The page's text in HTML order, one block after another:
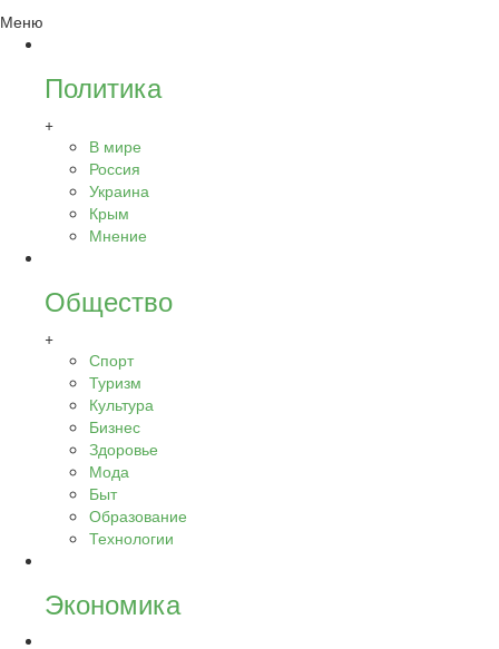
Меню
Политика
+
В мире
Россия
Украина
Крым
Мнение
Общество
+
Спорт
Туризм
Культура
Бизнес
Здоровье
Мода
Быт
Образование
Технологии
Экономика